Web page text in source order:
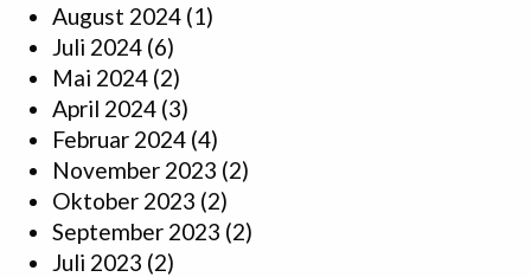
August 2024 (1)
Juli 2024 (6)
Mai 2024 (2)
April 2024 (3)
Februar 2024 (4)
November 2023 (2)
Oktober 2023 (2)
September 2023 (2)
Juli 2023 (2)